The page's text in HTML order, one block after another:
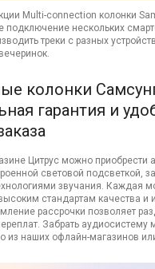
Multi-connection колонки
подключение нескольких
треки с разных
колонки
гарантия и
Цитрус можно
световой подсветкой,
звучания. Каждая
стандартам качества и
рассрочки позволяет
Забрать аудиосистему
из наших офлайн-магазинов